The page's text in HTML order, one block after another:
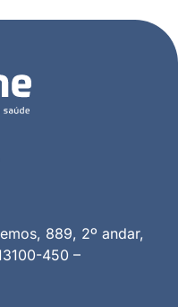
889, 2º andar,
450 –